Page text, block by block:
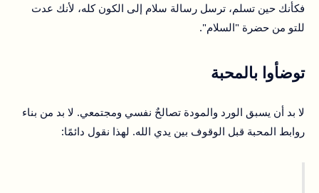
فكأنك حين تسلم، ترسل رسالة سلام إلى الكون كله، لأنك عدت
للتو من حضرة "السلام".
توضأوا بالمحبة
لا بد أن يسبق الورد والمودة تصالحٌ نفسي ومجتمعي. لا بد من بناء
روابط المحبة قبل الوقوف بين يدي الله. لهذا نقول دائمًا: